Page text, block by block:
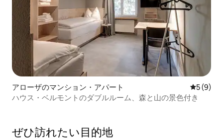
アローザのマンション・アパート レビュー
5 (9)
ハウス・ベルモントのダブルルーム、森と山の景色付き
ぜひ訪⁠れ⁠た⁠い目⁠的⁠地